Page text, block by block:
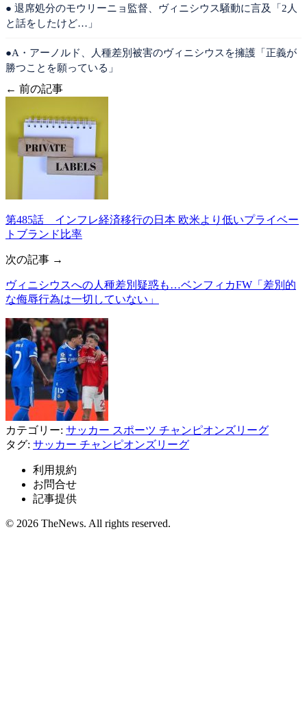
● 退席処分のモウリーニョ監督、ヴィニシウス騒動に言及「2人
と話をしたけど…」
●A・アーノルド、人種差別被害のヴィニシウスを擁護「正義が
勝つことを願っている」
← 前の記事
第485話 インフレ経済移行の日本 欧米より低いプライベー
トブランド比率
次の記事 →
ヴィニシウスへの人種差別疑惑も…ベンフィカFW「差別的
な侮辱行為は一切していない」
カテゴリー: サッカー スポーツ チャンピオンズリーグ
タグ: サッカー チャンピオンズリーグ
利用規約
お問合せ
記事提供
© 2026 TheNews. All rights reserved.